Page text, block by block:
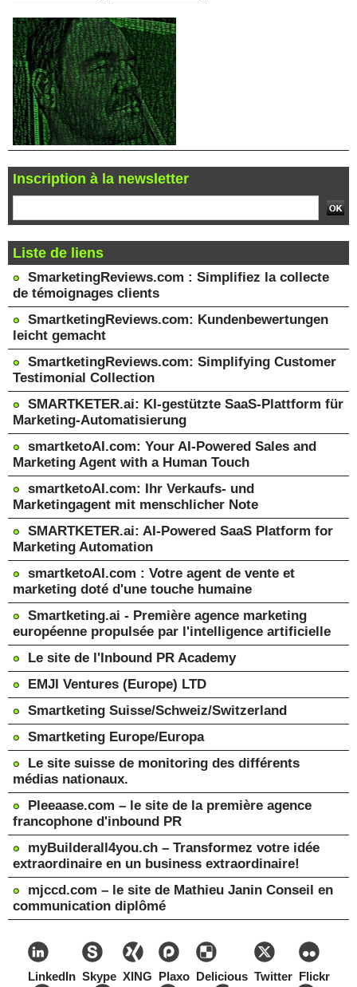
Inscription à la newsletter
Liste de liens
SmarketingReviews.com : Simplifiez la collecte
de témoignages clients
SmartketingReviews.com: Kundenbewertungen
leicht gemacht
SmartketingReviews.com: Simplifying Customer
Testimonial Collection
SMARTKETER.ai: KI-gestützte SaaS-Plattform für
Marketing-Automatisierung
smartketoAI.com: Your AI-Powered Sales and
Marketing Agent with a Human Touch
smartketoAI.com: Ihr Verkaufs- und
Marketingagent mit menschlicher Note
SMARTKETER.ai: AI-Powered SaaS Platform for
Marketing Automation
smartketoAI.com : Votre agent de vente et
marketing doté d'une touche humaine
Smartketing.ai - Première agence marketing
européenne propulsée par l'intelligence artificielle
Le site de l'Inbound PR Academy
EMJI Ventures (Europe) LTD
Smartketing Suisse/Schweiz/Switzerland
Smartketing Europe/Europa
Le site suisse de monitoring des différents
médias nationaux.
Pleeaase.com – le site de la première agence
francophone d'inbound PR
myBuilderall4you.ch – Transformez votre idée
extraordinaire en un business extraordinaire!
mjccd.com – le site de Mathieu Janin Conseil en
communication diplômé
LinkedIn Skype XING Plaxo Delicious Twitter Flickr